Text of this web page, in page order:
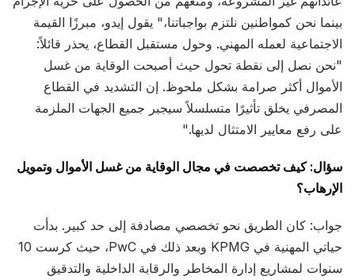
بينما نحن كمواطنين نلتزم بواجباتنا،" يقول إيدو، مبرزًا القيمة
الاجتماعية لعمله المهني. وحول مستقبل القطاع، يحذر قائلاً:
"نحن نصل إلى نقطة تحول حيث أصبحت الوقاية من غسل
الأموال أكثر صرامة بشكل ملحوظ. إن التشديد في القطاع
المصرفي يخلق تأثيرًا متسلسلاً سيجبر جميع الجهات الملزمة
على رفع معايير الامتثال لديها."
سؤال: كيف تخصصت في مجال الوقاية من غسل الأموال وتمويل
الإرهاب؟
جواب: كان الطريق نحو تخصصي مصادفة إلى حد كبير. بدأت
حياتي المهنية في KPMG وبعد ذلك في PwC، حيث كرست 10
سنوات لمشاريع إدارة المخاطر والرقابة الداخلية والتدقيق